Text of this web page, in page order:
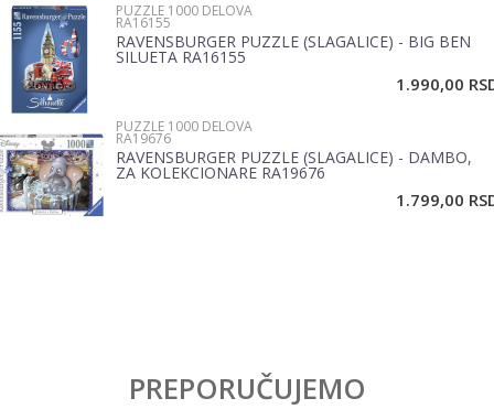
Poruka
POŠALJI
PUZZLE 1000 DELOVA
RA16155
RAVENSBURGER PUZZLE (SLAGALICE) - BIG BEN
SILUETA RA16155
1.990,00
PUZZLE 1000 DELOVA
RA19676
RAVENSBURGER PUZZLE (SLAGALICE) - DAMBO,
ZA KOLEKCIONARE RA19676
1.799,00
PREPORUČUJEMO